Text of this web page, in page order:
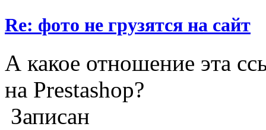
Re: фото не грузятся на сайт
А какое отношение эта
на Prestashop?
Записан